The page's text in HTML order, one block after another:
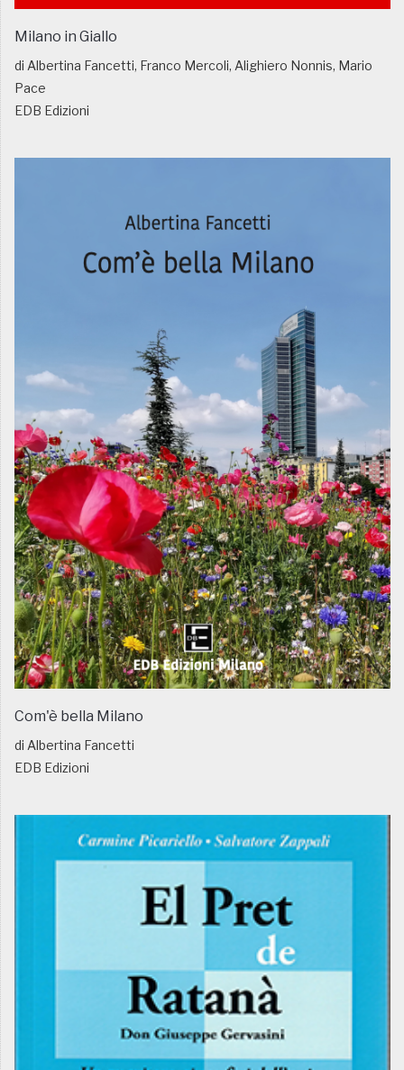
Milano in Giallo
di Albertina Fancetti, Franco Mercoli, Alighiero Nonnis, Mario
Pace
EDB Edizioni
Com'è bella Milano
di Albertina Fancetti
EDB Edizioni